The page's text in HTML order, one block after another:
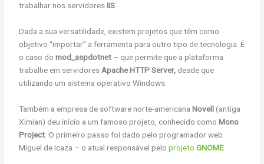
trabalhar nos servidoresIIS
Dada a sua versatilidade, existem projetos que têm como
objetivo “importar” a ferramenta para outro tipo de tecnologia. É
o caso domod_aspdotnet – que permite que a plataforma
trabalhe em servidoresApache HTTP Server, desde que
utilizando um sistema operativo Windows.
Também a empresa de software norte-americanaNovell (antiga
Ximian) deu início a um famoso projeto, conhecido comoMono
Project . O primeiro passo foi dado pelo programador web
Miguel de Icaza – o atual responsável pelo projetoGNOME.